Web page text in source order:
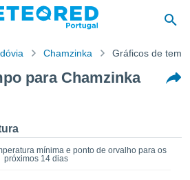
Chamzinka Gráficos de
para Chamzinka
mínima e ponto de orvalho para os
próximos 14 dias